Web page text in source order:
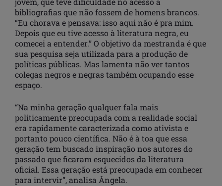
bibliografias que não fossem de homens brancos.
“Eu chorava e pensava: isso aqui não é pra mim.
Depois que eu tive acesso à literatura negra, eu
comecei a entender.” O objetivo da mestranda é que
sua pesquisa seja utilizada para a produção de
políticas públicas. Mas lamenta não ver tantos
colegas negros e negras também ocupando esse
espaço.
“Na minha geração qualquer fala mais
politicamente preocupada com a realidade social
era rapidamente caracterizada como ativista e
portanto pouco científica. Não é à toa que essa
geração tem buscado inspiração nos autores do
passado que ficaram esquecidos da literatura
oficial. Essa geração está preocupada em conhecer
para intervir”, analisa Ângela.